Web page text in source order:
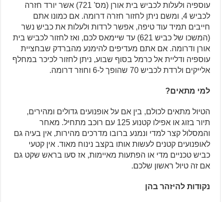
עוספיה ולעלות לכביש בית אורן (מס' 721) אשר יורד חזרה
לכביש 4, ומשם ניתן לחזור חזרה דרומה. אם כמונו אתם
חייבים תמיד עוד טיפה, אפשר לרדות ולעלות את כביש נשר
(המשכו של כביש 621) עד שיימאס לכם, ואז לחזור לכביש בית
אורן ודרומה. אם אתם מעדיפים להימנע מהברדק שבחציית
עוספיה ודליית אל כרמל בסוף שבוע, ניתן לחזור לכיכר במחלף
אלייקים ולרדת לכביש 70 שהופך ל-6 וחוזר דרומה.
למי מתאים?
הטיול מתאים לכולם, בין אם על אופנועים גדולים ומהירים,
תיור בזוג או אפילו קטנוע 125 עם רוכב מתחיל. מאחר
והמסלול קצר למדי ונמנע ברובו מדרכים מהירות, אין בעיה גם
לאופנועים קטנים לעשות אותו בקצב נינוח מאוד. אין קטעי
כביש טכניים מדי או הפתעות מאיימות, אז סעו בראש שקט גם
אם זה טיול ראשון שלכם.
נקודות להיזהר בהן